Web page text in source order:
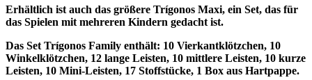
Erhältlich ist auch das größere Trígonos Maxi, ein Set, das für
das Spielen mit mehreren Kindern gedacht ist.
Das Set Trígonos Family enthält: 10 Vierkantklötzchen, 10
Winkelklötzchen, 12 lange Leisten, 10 mittlere Leisten, 10 kurze
Leisten, 10 Mini-Leisten, 17 Stoffstücke, 1 Box aus Hartpappe.